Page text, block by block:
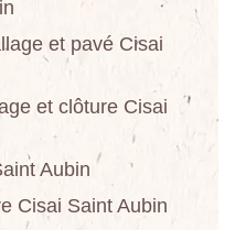
et pavé Cisai
et clôture Cisai
Aubin
Cisai Saint Aubin